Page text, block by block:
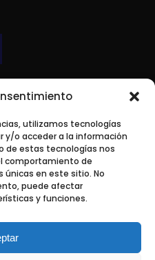
utilizamos tecnologías
y/o acceder a la información
de estas tecnologías nos
comportamiento de
en este sitio. No
puede afectar
y funciones.
Edif 3 Nave P-